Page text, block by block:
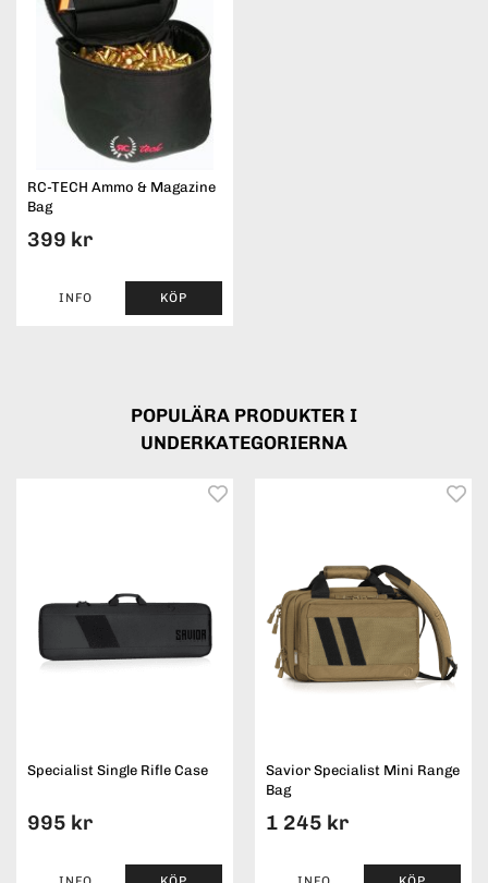
RC-TECH Ammo & Magazine
Bag
399 kr
INFO KÖP
POPULÄRA PRODUKTER I
UNDERKATEGORIERNA
Specialist Single Rifle Case
995 kr
Savior Specialist Mini Range
Bag
1 245 kr